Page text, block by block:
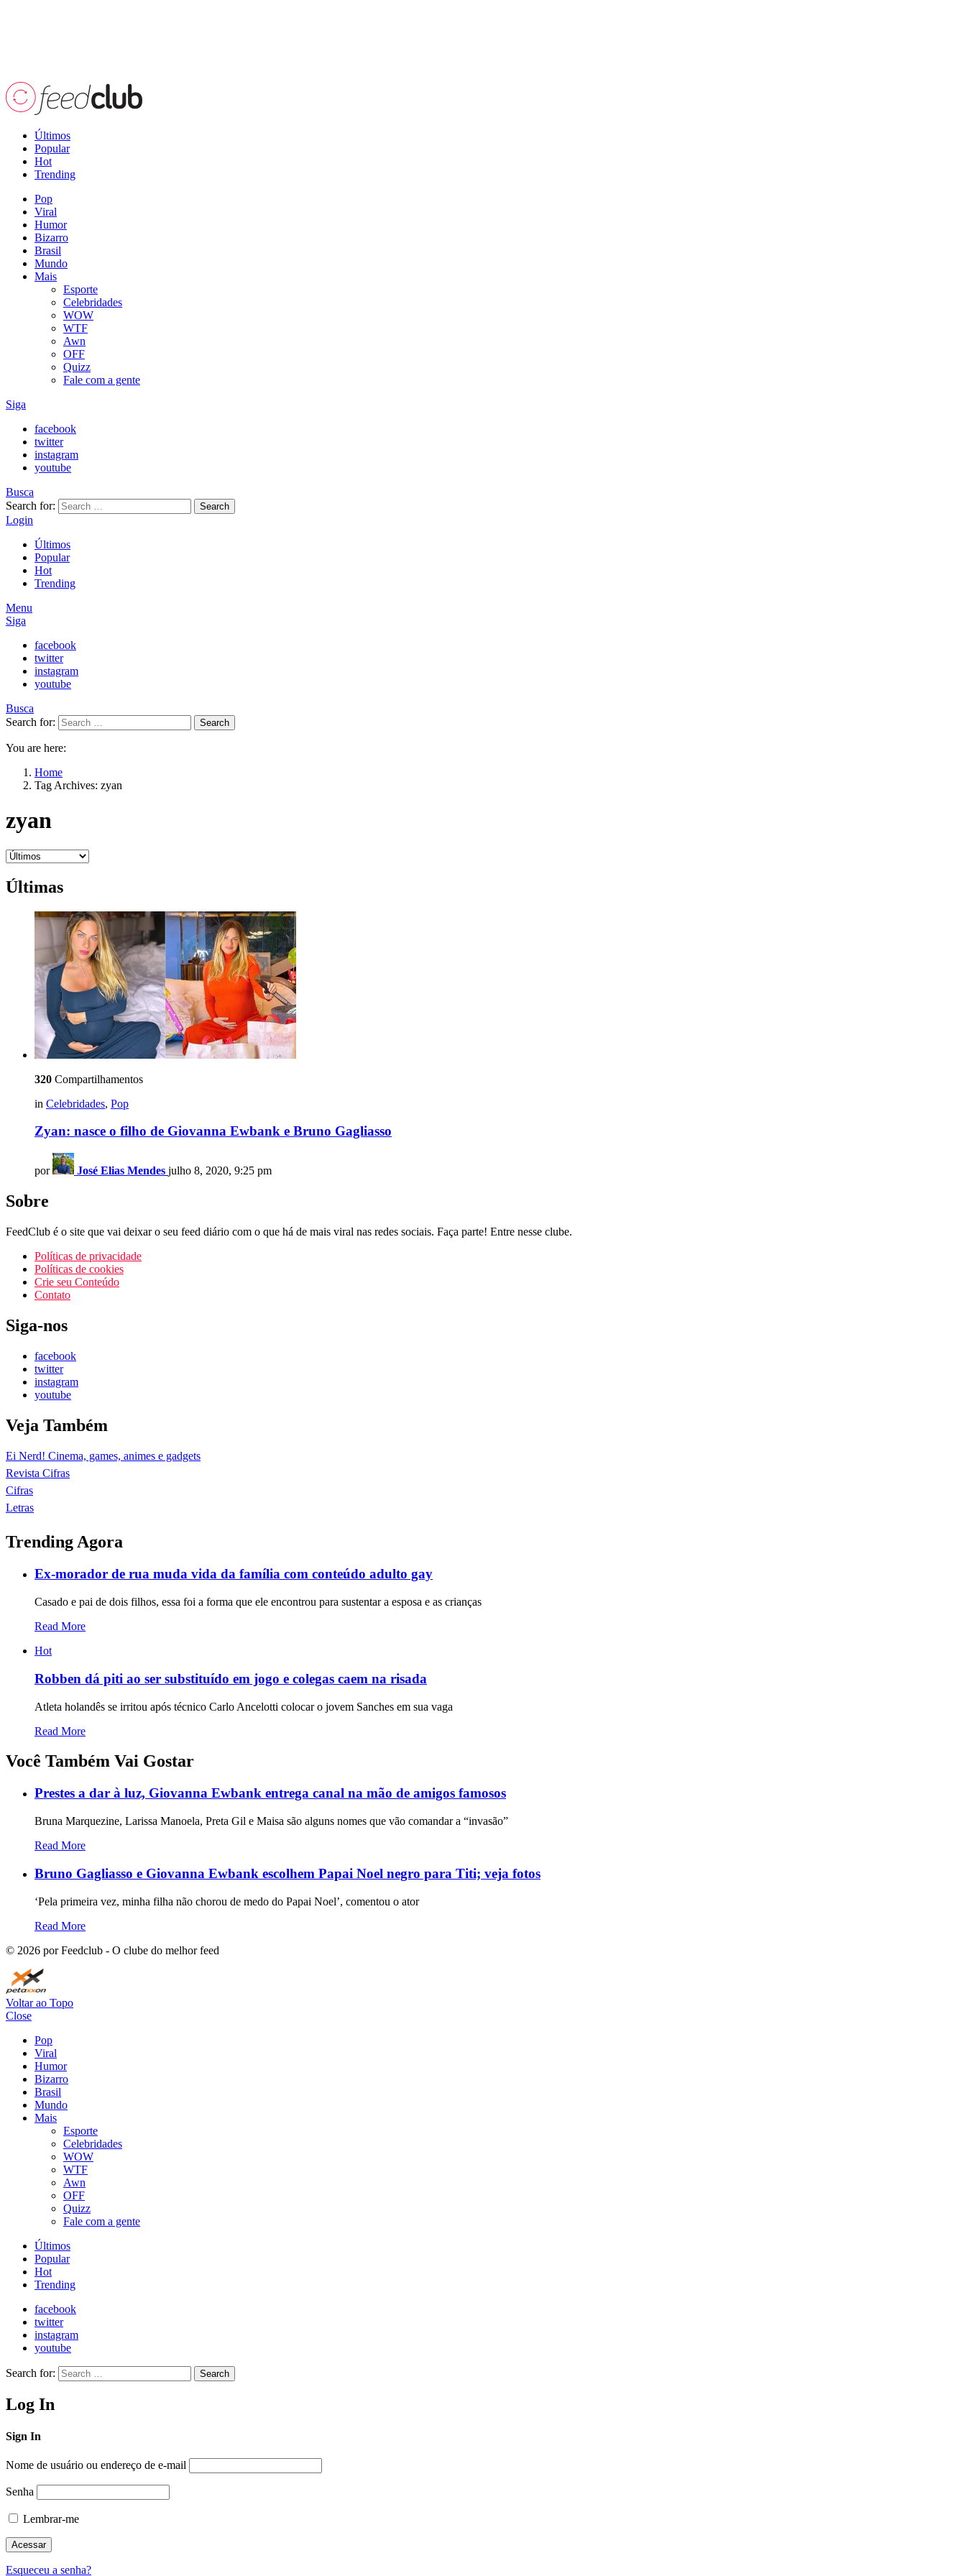
Últimos
Popular
Hot
Trending
Pop
Viral
Humor
Bizarro
Brasil
Mundo
Mais
Esporte
Celebridades
WOW
WTF
Awn
OFF
Quizz
Fale com a gente
Siga
facebook
twitter
instagram
youtube
Busca
Search for:
Search
Login
Últimos
Popular
Hot
Trending
Menu
Siga
facebook
twitter
instagram
youtube
Busca
Search for:
Search
You are here:
Home
Tag Archives: zyan
zyan
Últimas
320 Compartilhamentos
in Celebridades, Pop
Zyan: nasce o filho de Giovanna Ewbank e Bruno Gagliasso
por José Elias Mendes julho 8, 2020, 9:25 pm
Sobre
FeedClub é o site que vai deixar o seu feed diário com o que há de mais viral nas redes sociais. Faça parte! Entre nesse clube.
Políticas de privacidade
Políticas de cookies
Crie seu Conteúdo
Contato
Siga-nos
facebook
twitter
instagram
youtube
Veja Também
Ei Nerd! Cinema, games, animes e gadgets
Revista Cifras
Cifras
Letras
Trending Agora
Ex-morador de rua muda vida da família com conteúdo adulto gay
Casado e pai de dois filhos, essa foi a forma que ele encontrou para sustentar a esposa e as crianças
Read More
Hot
Robben dá piti ao ser substituído em jogo e colegas caem na risada
Atleta holandês se irritou após técnico Carlo Ancelotti colocar o jovem Sanches em sua vaga
Read More
Você Também Vai Gostar
Prestes a dar à luz, Giovanna Ewbank entrega canal na mão de amigos famosos
Bruna Marquezine, Larissa Manoela, Preta Gil e Maisa são alguns nomes que vão comandar a “invasão”
Read More
Bruno Gagliasso e Giovanna Ewbank escolhem Papai Noel negro para Titi; veja fotos
‘Pela primeira vez, minha filha não chorou de medo do Papai Noel’, comentou o ator
Read More
© 2026 por Feedclub - O clube do melhor feed
Voltar ao Topo
Close
Pop
Viral
Humor
Bizarro
Brasil
Mundo
Mais
Esporte
Celebridades
WOW
WTF
Awn
OFF
Quizz
Fale com a gente
Últimos
Popular
Hot
Trending
facebook
twitter
instagram
youtube
Search for: Search
Log In
Sign In
Nome de usuário ou endereço de e-mail
Senha
Lembrar-me
Esqueceu a senha?